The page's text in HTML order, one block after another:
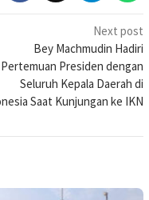
Next post
Bey Machmudin Hadiri
Pertemuan Presiden dengan
Seluruh Kepala Daerah di
Saat Kunjungan ke IKN